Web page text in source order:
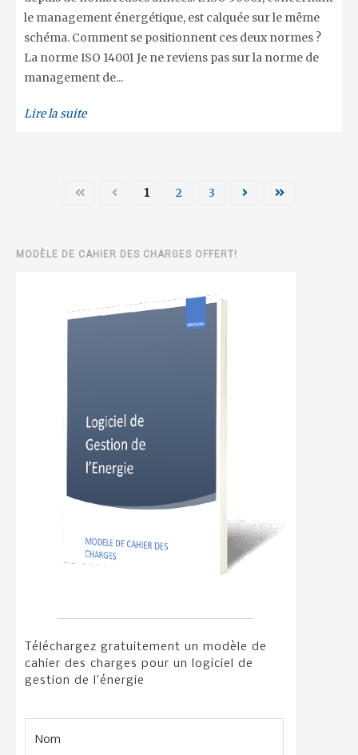
le management énergétique, est calquée sur le même
schéma. Comment se positionnent ces deux normes ?
La norme ISO 14001 Je ne reviens pas sur la norme de
management de...
Lire la suite
1 2 3
MODÈLE DE CAHIER DES CHARGES OFFERT!
Téléchargez gratuitement un modèle de
cahier des charges pour un logiciel de
gestion de l’énergie